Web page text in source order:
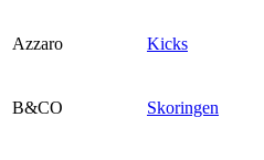
Azzaro Kicks
B&CO Skoringen